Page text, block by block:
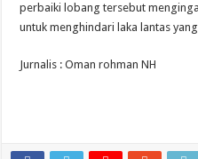
perbaiki lobang tersebut
untuk menghindari laka lantas
Jurnalis : Oman rohman NH